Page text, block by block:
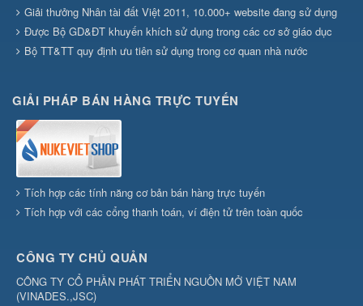
Giải thưởng Nhân tài đất Việt 2011, 10.000+ website đang sử dụng
Được Bộ GD&ĐT khuyến khích sử dụng trong các cơ sở giáo dục
Bộ TT&TT quy định ưu tiên sử dụng trong cơ quan nhà nước
GIẢI PHÁP BÁN HÀNG TRỰC TUYẾN
Tích hợp các tính năng cơ bản bán hàng trực tuyến
Tích hợp với các cổng thanh toán, ví điện tử trên toàn quốc
CÔNG TY CHỦ QUẢN
CÔNG TY CỔ PHẦN PHÁT TRIỂN NGUỒN MỞ VIỆT NAM
(VINADES.,JSC)